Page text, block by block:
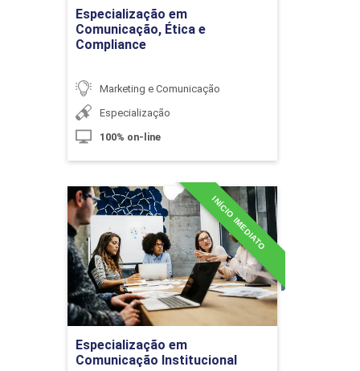
Tipos de Eventos e suas Principais
Características
10h
Pós-Evento
Especialização em
Comunicação, Ética e
Compliance
Marketing e Comunicação
Especialização
100% on-line
Especialização em
Comunicação Institucional
INÍCIO IMEDIATO
Especialização em
Comunicação Institucional
Detalhes do curso
Ir para Inscrição